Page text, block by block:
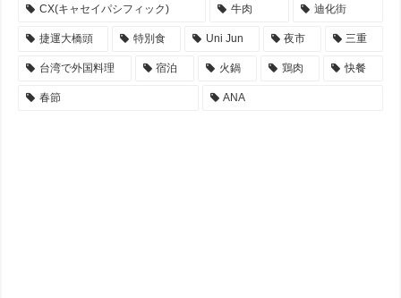
CX(キャセイパシフィック) 牛肉 迪化街
捷運大橋頭 特別食 Uni Jun 夜市 三重
台湾で外国料理 宿泊 火鍋 鶏肉 快餐
春節 ANA